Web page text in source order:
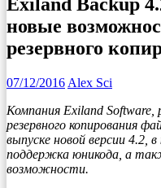
новые
резервного
07/12/2016 Alex Sci
Компания Exiland
резервного копирования
выпуске новой версии 4.2,
поддержка юникода, а
возможности.